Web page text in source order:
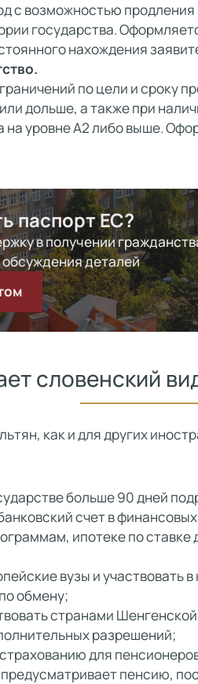
с возможностью продления
государства.
нахождения
по цели и сроку
или дольше, а также при
на уровне А2 либо выше.
паспорт ЕС?
в получении
деталей
словенский
как и для других
больше 90 дней
счет в
ипотеке по
вузы и участвовать
обмену;
странами
разрешений;
для
пенсию,